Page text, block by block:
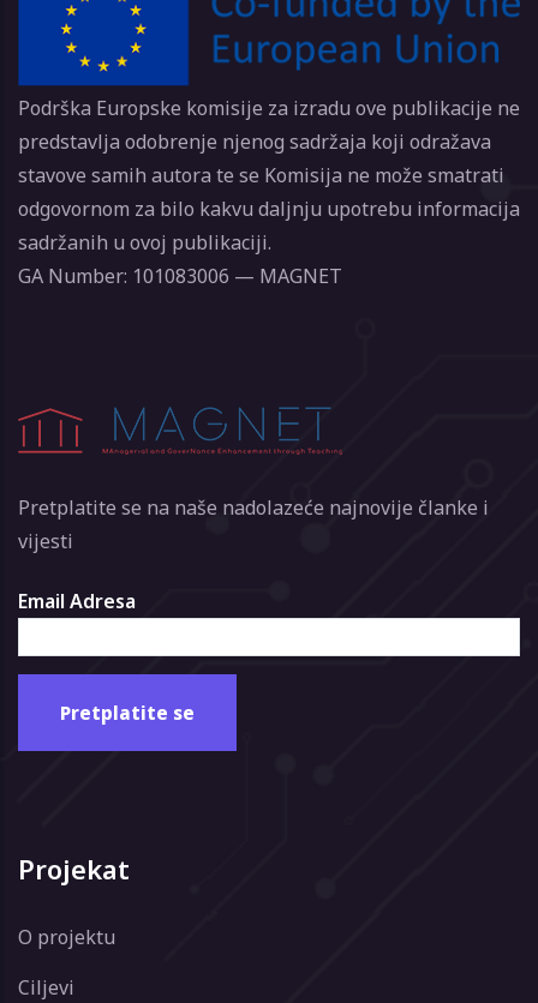
Podrška Europske komisije za izradu ove publikacije ne
predstavlja odobrenje njenog sadržaja koji odražava
stavove samih autora te se Komisija ne može smatrati
odgovornom za bilo kakvu daljnju upotrebu informacija
sadržanih u ovoj publikaciji.
GA Number: 101083006 — MAGNET
Pretplatite se na naše nadolazeće najnovije članke i
vijesti
Email Adresa
Projekat
O projektu
Ciljevi